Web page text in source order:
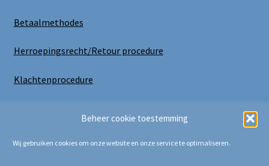
Beheer cookie toestemming
Wij gebruiken cookies om onze website en onze service te optimaliseren.
Betaalmethodes
Herroepingsrecht/Retour procedure
Klachtenprocedure